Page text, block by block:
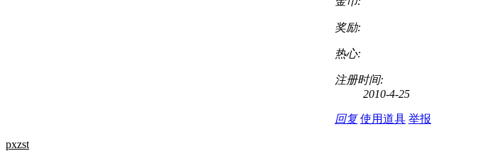
奖励:
热心:
注册时间:
2010-4-25
回复 使用道具 举报
pxzst